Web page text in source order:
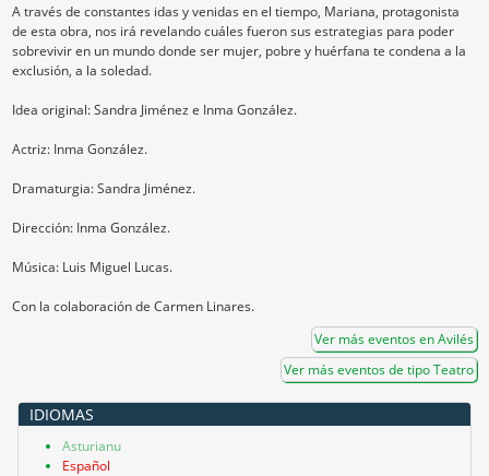
A través de constantes idas y venidas en el tiempo, Mariana, protagonista
de esta obra, nos irá revelando cuáles fueron sus estrategias para poder
sobrevivir en un mundo donde ser mujer, pobre y huérfana te condena a la
exclusión, a la soledad.
Idea original: Sandra Jiménez e Inma González.
Actriz: Inma González.
Dramaturgia: Sandra Jiménez.
Dirección: Inma González.
Música: Luis Miguel Lucas.
Con la colaboración de Carmen Linares.
Ver más eventos en Avilés
Ver más eventos de tipo Teatro
IDIOMAS
Asturianu
Español